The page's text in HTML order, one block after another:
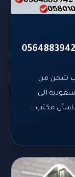
شركة شحن من الرياض لمصر 0564883942
شحن من
الى
مكتب...